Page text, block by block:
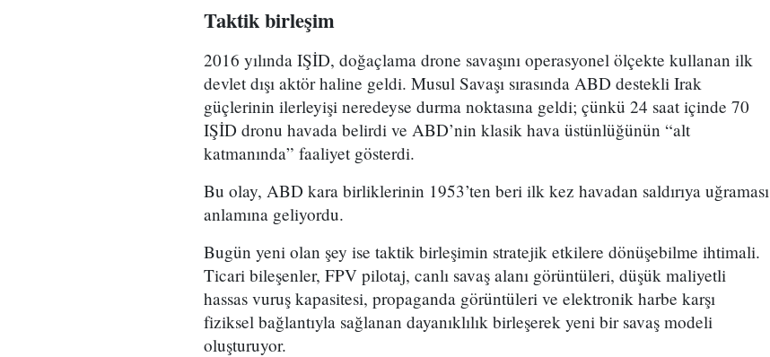
Taktik birleşim
2016 yılında IŞİD, doğaçlama drone savaşını operasyonel ölçekte kullanan ilk
devlet dışı aktör haline geldi. Musul Savaşı sırasında ABD destekli Irak
güçlerinin ilerleyişi neredeyse durma noktasına geldi; çünkü 24 saat içinde 70
IŞİD dronu havada belirdi ve ABD’nin klasik hava üstünlüğünün “alt
katmanında” faaliyet gösterdi.
Bu olay, ABD kara birliklerinin 1953’ten beri ilk kez havadan saldırıya uğraması
anlamına geliyordu.
Bugün yeni olan şey ise taktik birleşimin stratejik etkilere dönüşebilme ihtimali.
Ticari bileşenler, FPV pilotaj, canlı savaş alanı görüntüleri, düşük maliyetli
hassas vuruş kapasitesi, propaganda görüntüleri ve elektronik harbe karşı
fiziksel bağlantıyla sağlanan dayanıklılık birleşerek yeni bir savaş modeli
oluşturuyor.